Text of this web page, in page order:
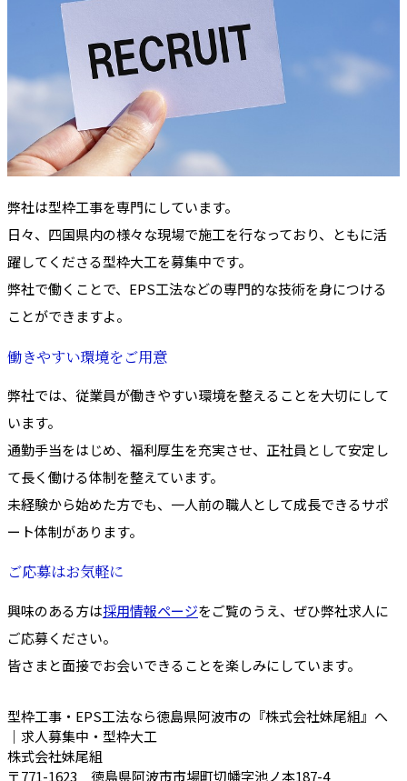
弊社は型枠工事を専門にしています。
日々、四国県内の様々な現場で施工を行なっており、ともに活
躍してくださる型枠大工を募集中です。
弊社で働くことで、EPS工法などの専門的な技術を身につける
ことができますよ。
働きやすい環境をご用意
弊社では、従業員が働きやすい環境を整えることを大切にして
います。
通勤手当をはじめ、福利厚生を充実させ、正社員として安定し
て長く働ける体制を整えています。
未経験から始めた方でも、一人前の職人として成長できるサポ
ート体制があります。
ご応募はお気軽に
興味のある方は採用情報ページをご覧のうえ、ぜひ弊社求人に
ご応募ください。
皆さまと面接でお会いできることを楽しみにしています。
型枠工事・EPS工法なら徳島県阿波市の『株式会社妹尾組』へ
｜求人募集中・型枠大工
株式会社妹尾組
〒771-1623 徳島県阿波市市場町切幡字池ノ本187-4